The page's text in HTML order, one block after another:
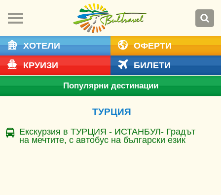
ХОТЕЛИ
ОФЕРТИ
КРУИЗИ
БИЛЕТИ
Популярни дестинации
ТУРЦИЯ
Екскурзия в ТУРЦИЯ - ИСТАНБУЛ- Градът
на мечтите, с автобус на български език